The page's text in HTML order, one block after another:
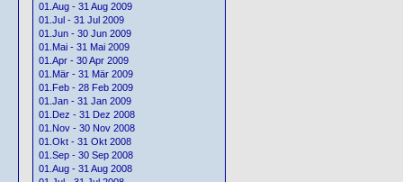
01.Aug - 31 Aug 2009
01.Jul - 31 Jul 2009
01.Jun - 30 Jun 2009
01.Mai - 31 Mai 2009
01.Apr - 30 Apr 2009
01.Mär - 31 Mär 2009
01.Feb - 28 Feb 2009
01.Jan - 31 Jan 2009
01.Dez - 31 Dez 2008
01.Nov - 30 Nov 2008
01.Okt - 31 Okt 2008
01.Sep - 30 Sep 2008
01.Aug - 31 Aug 2008